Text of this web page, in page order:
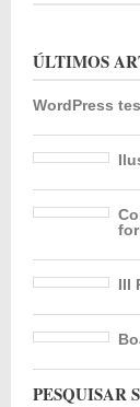
ÚLTIMOS
WordPress
III
PESQUISAR